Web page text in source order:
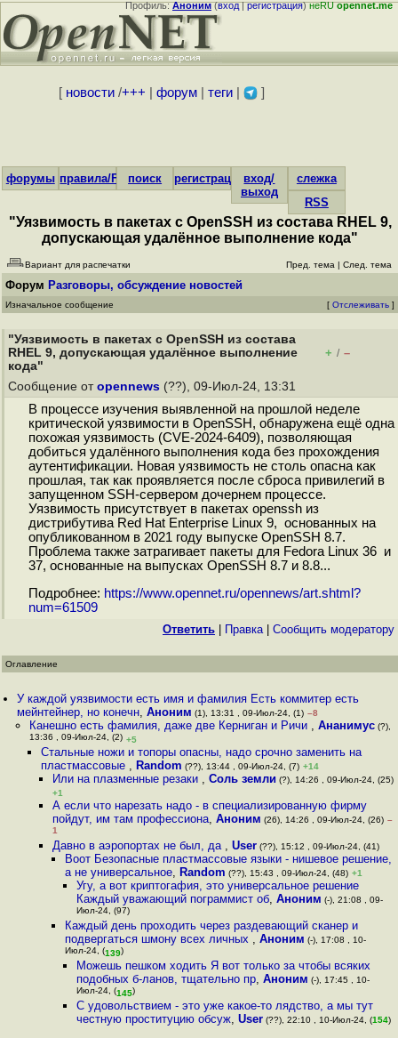
Профиль:Аноним(вход|регистрация)неRUopennet.me
[ новости/+++ форум| теги| ]
форумы правила/FAQпоиск регистрациявход/
выход
слежка
RSS
"Уязвимость в пакетах с OpenSSH из состава RHEL 9,
допускающая удалённое выполнение кода"
Вариант для распечатки Пред. тема | След. тема
Форум Разговоры, обсуждение новостей
Изначальное сообщение [ Отслеживать ]
"Уязвимость в пакетах с OpenSSH из состава
RHEL 9, допускающая удалённое выполнение
кода"
+ / –
Сообщение от opennews (??), 09-Июл-24, 13:31
В процессе изучения выявленной на прошлой неделе
критической уязвимости в OpenSSH, обнаружена ещё одна
похожая уязвимость (CVE-2024-6409), позволяющая
добиться удалённого выполнения кода без прохождения
аутентификации. Новая уязвимость не столь опасна как
прошлая, так как проявляется после сброса привилегий в
запущенном SSH-сервером дочернем процессе.
Уязвимость присутствует в пакетах openssh из
дистрибутива Red Hat Enterprise Linux 9, основанных на
опубликованном в 2021 году выпуске OpenSSH 8.7.
Проблема также затрагивает пакеты для Fedora Linux 36 и
37, основанные на выпусках OpenSSH 8.7 и 8.8...
Подробнее: https://www.opennet.ru/opennews/art.shtml?
num=61509
Ответить Правка| Cообщить модератору
Оглавление
У каждой уязвимости есть имя и фамилия Есть коммитер есть
мейнтейнер, но конечн,Аноним (1), 13:31 , 09-Июл-24, (1) –8
Канешно есть фамилия, даже две Керниган и Ричи , Ананимус(?),
13:36 , 09-Июл-24, (2) +5
Стальные ножи и топоры опасны, надо срочно заменить на
пластмассовые , Random (??), 13:44 , 09-Июл-24, (7) +14
Или на плазменные резаки ,Соль земли (?), 14:26 , 09-Июл-24, (25)
+1
А если что нарезать надо - в специализированную фирму
пойдут, им там профессиона,Аноним (26), 14:26 , 09-Июл-24, (26) –
1
Давно в аэропортах не был, да ,User (??), 15:12 , 09-Июл-24, (41)
Воот Безопасные пластмассовые языки - нишевое решение,
а не универсальное, Random (??), 15:43 , 09-Июл-24, (48) +1
Угу, а вот криптогафия, это универсальное решение
Каждый уважающий пограммист об, Аноним (-), 21:08 , 09-
Июл-24, (97)
Каждый день проходить через раздевающий сканер и
подвергаться шмону всех личных , Аноним (-), 17:08 , 10-
Июл-24, (139)
Можешь пешком ходить Я вот только за чтобы всяких
подобных б-ланов, тщательно пр, Аноним (-), 17:45 , 10-
Июл-24, (145)
С удовольствием - это уже какое-то лядство, а мы тут
честную проституцию обсуж, User(??), 22:10 , 10-Июл-24, (154)